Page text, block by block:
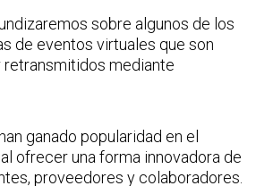
sobre algunos de los
de eventos virtuales que son
mediante
ganado popularidad en el
ofrecer una forma innovadora de
proveedores y colaboradores.